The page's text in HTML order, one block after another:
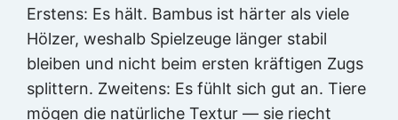
Erstens: Es hält. Bambus ist härter als viele
Hölzer, weshalb Spielzeuge länger stabil
bleiben und nicht beim ersten kräftigen Zugs
splittern. Zweitens: Es fühlt sich gut an. Tiere
mögen die natürliche Textur — sie riecht